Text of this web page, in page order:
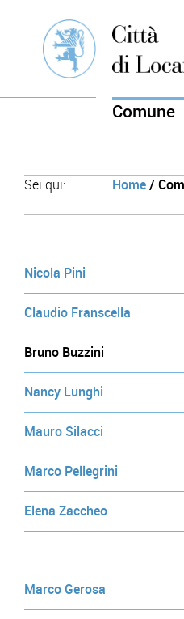
Comune
Sei qui: Home/
Nicola Pini
Claudio Franscella
Bruno Buzzini
Nancy Lunghi
Mauro Silacci
Marco Pellegrini
Elena Zaccheo
Marco Gerosa